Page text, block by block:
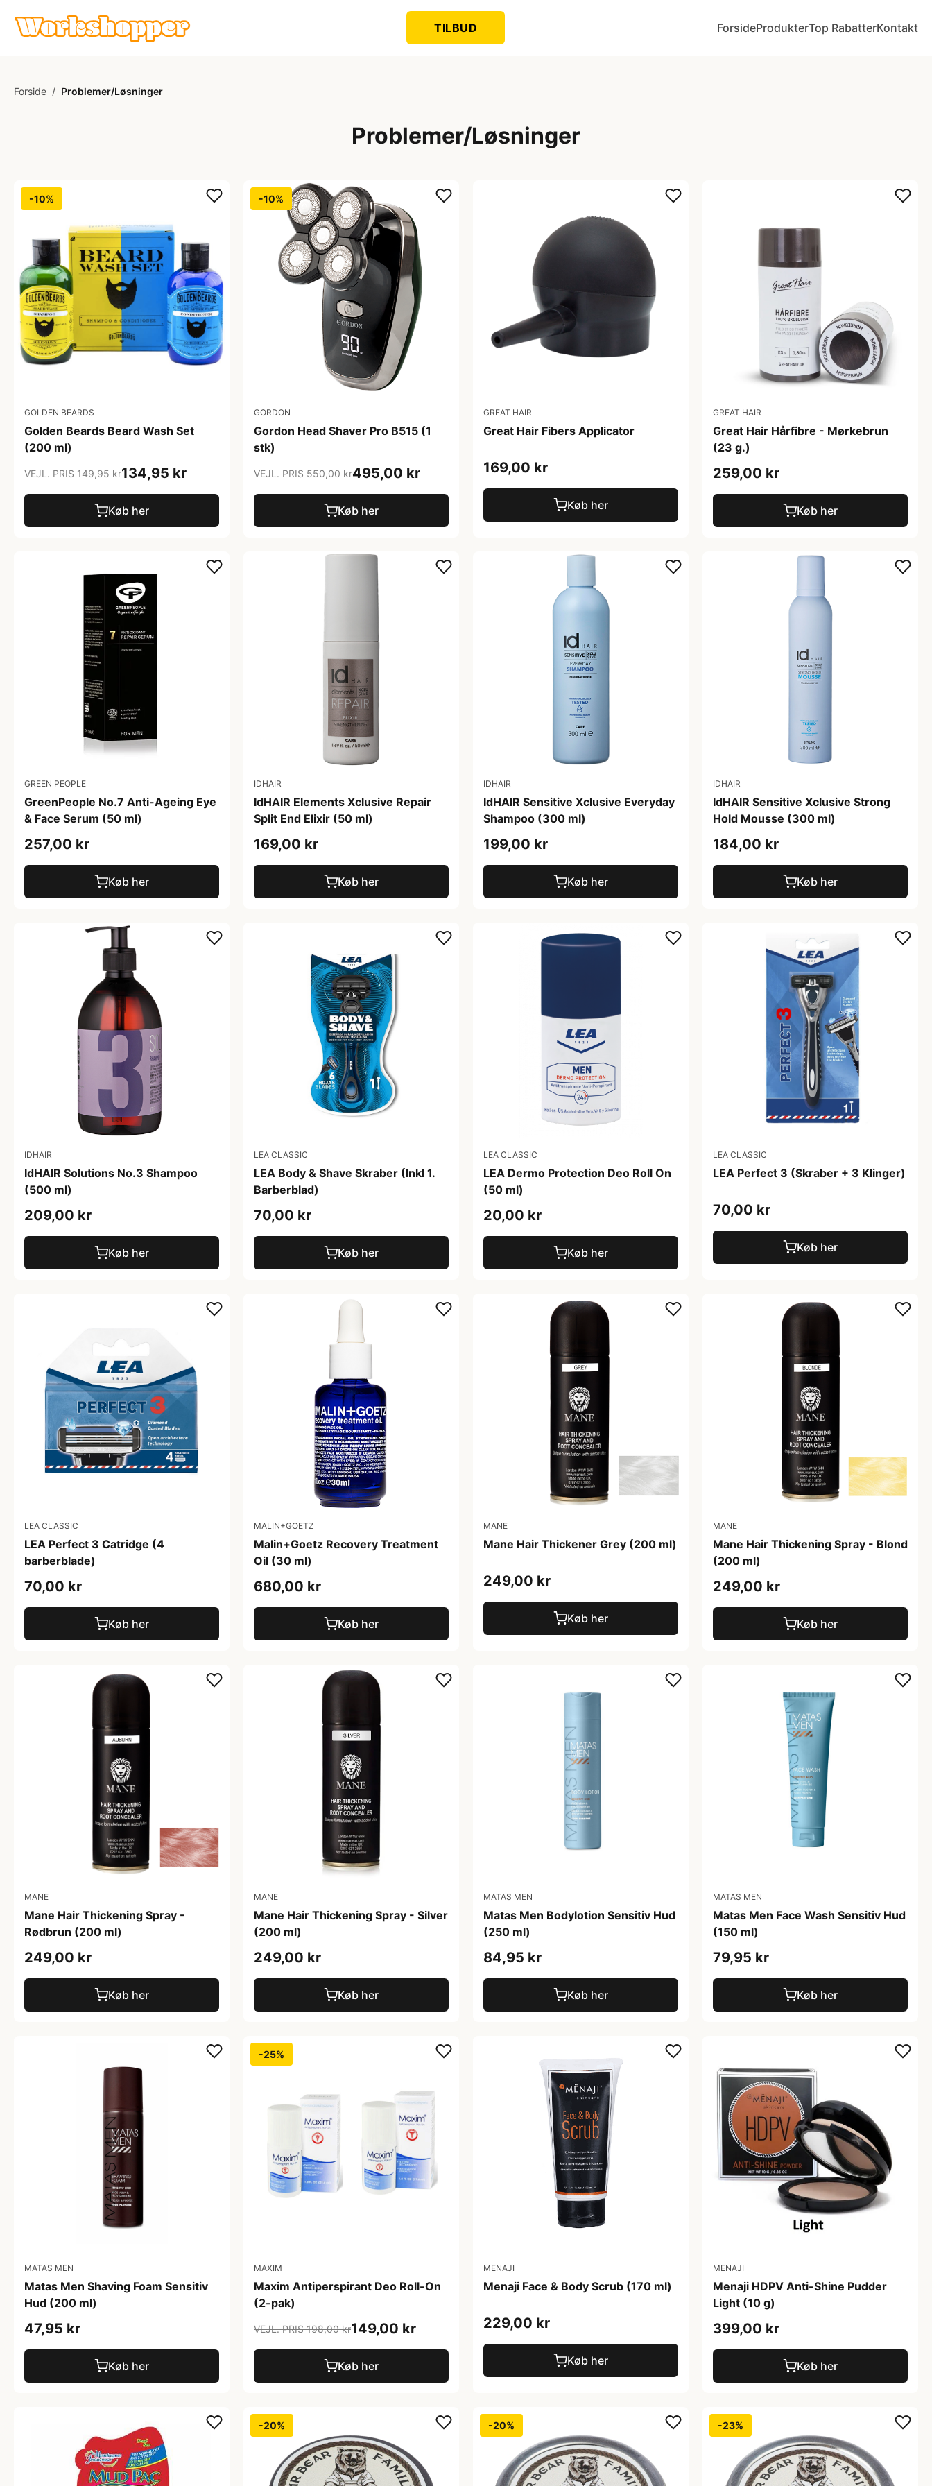
TILBUD ForsideProdukterTop RabatterKontakt
Forside / Problemer/Løsninger
Problemer/Løsninger
-10%
GOLDEN BEARDS
Golden Beards Beard Wash Set
(200 ml)
VEJL. PRIS 149,95 kr134,95 kr
Køb her
-10%
GORDON
Gordon Head Shaver Pro B515 (1
stk)
VEJL. PRIS 550,00 kr495,00 kr
Køb her
GREAT HAIR
Great Hair Fibers Applicator
169,00 kr
Køb her
GREAT HAIR
Great Hair Hårfibre - Mørkebrun
(23 g.)
259,00 kr
Køb her
GREEN PEOPLE
GreenPeople No.7 Anti-Ageing Eye
& Face Serum (50 ml)
257,00 kr
Køb her
IDHAIR
IdHAIR Elements Xclusive Repair
Split End Elixir (50 ml)
169,00 kr
Køb her
IDHAIR
IdHAIR Sensitive Xclusive Everyday
Shampoo (300 ml)
199,00 kr
Køb her
IDHAIR
IdHAIR Sensitive Xclusive Strong
Hold Mousse (300 ml)
184,00 kr
Køb her
IDHAIR
IdHAIR Solutions No.3 Shampoo
(500 ml)
209,00 kr
Køb her
LEA CLASSIC
LEA Body & Shave Skraber (Inkl 1.
Barberblad)
70,00 kr
Køb her
LEA CLASSIC
LEA Dermo Protection Deo Roll On
(50 ml)
20,00 kr
Køb her
LEA CLASSIC
LEA Perfect 3 (Skraber + 3 Klinger)
70,00 kr
Køb her
LEA CLASSIC
LEA Perfect 3 Catridge (4
barberblade)
70,00 kr
Køb her
MALIN+GOETZ
Malin+Goetz Recovery Treatment
Oil (30 ml)
680,00 kr
Køb her
MANE
Mane Hair Thickener Grey (200 ml)
249,00 kr
Køb her
MANE
Mane Hair Thickening Spray - Blond
(200 ml)
249,00 kr
Køb her
MANE
Mane Hair Thickening Spray -
Rødbrun (200 ml)
249,00 kr
Køb her
MANE
Mane Hair Thickening Spray - Silver
(200 ml)
249,00 kr
Køb her
MATAS MEN
Matas Men Bodylotion Sensitiv Hud
(250 ml)
84,95 kr
Køb her
MATAS MEN
Matas Men Face Wash Sensitiv Hud
(150 ml)
79,95 kr
Køb her
MATAS MEN
Matas Men Shaving Foam Sensitiv
Hud (200 ml)
47,95 kr
Køb her
-25%
MAXIM
Maxim Antiperspirant Deo Roll-On
(2-pak)
VEJL. PRIS 198,00 kr149,00 kr
Køb her
MENAJI
Menaji Face & Body Scrub (170 ml)
229,00 kr
Køb her
MENAJI
Menaji HDPV Anti-Shine Pudder
Light (10 g)
399,00 kr
Køb her
-20% -20% -23%